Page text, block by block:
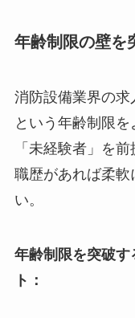
年齢制限の壁を
消防設備業界の求
という年齢制限
「未経験者」を
職歴があれば柔
い。
年齢制限を突破
ト：